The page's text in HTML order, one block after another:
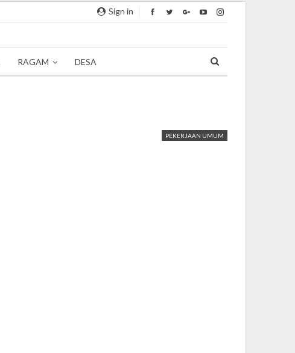
Sign in
RAGAM DESA
PEKERJAAN UMUM